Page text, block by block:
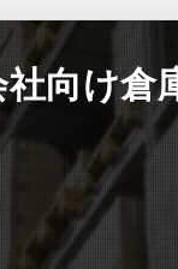
向け倉